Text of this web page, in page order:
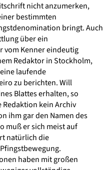
nicht anzumerken,
bestimmten
bringt. Auch
über ein
vom Kenner eindeutig
Redaktor in Stockholm,
laufende
zu berichten. Will
Blattes erhalten, so
kein Archiv
ihm gar den Namen des
muß er sich meist auf
natürlich die
haben mit großen